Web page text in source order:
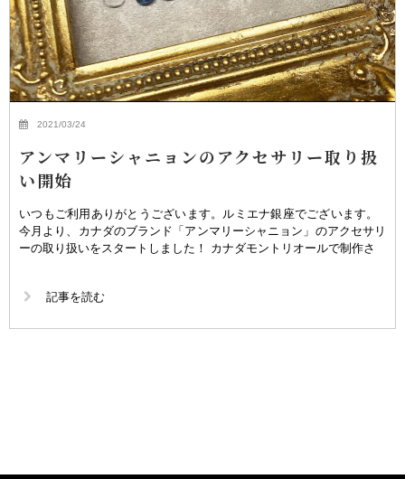
2021/03/24
アンマリーシャニョンのアクセサリー取り扱
い開始
いつもご利用ありがとうございます。ルミエナ銀座でございます。
今月より、カナダのブランド「アンマリーシャニョン」のアクセサリ
ーの取り扱いをスタートしました！ カナダモントリオールで制作さ
記事を読む